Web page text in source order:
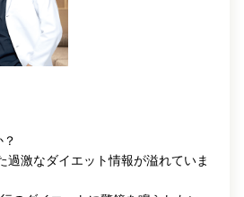
激なダイエット情報が溢れていま